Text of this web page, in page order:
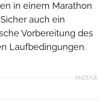
in einem Marathon
auch ein
Vorbereitung des
Laufbedingungen.
ANZEIGE